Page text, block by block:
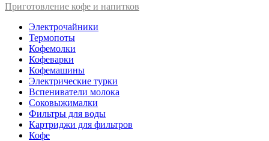
Приготовление кофе и напитков
Электрочайники
Термопоты
Кофемолки
Кофеварки
Кофемашины
Электрические турки
Вспениватели молока
Соковыжималки
Фильтры для воды
Картриджи для фильтров
Кофе